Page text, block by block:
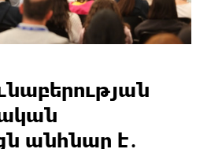
անհնար է․